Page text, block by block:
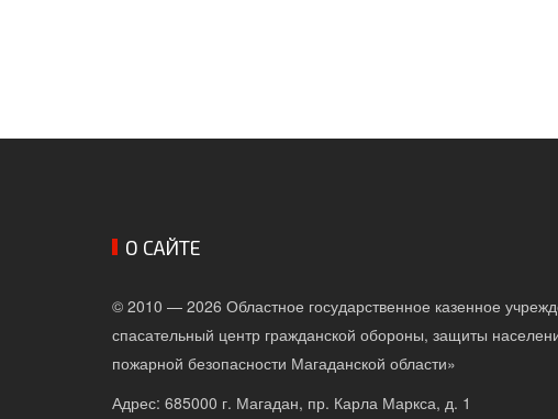
О САЙТЕ
© 2010 — 2026 Областное государственное казенное
спасательный центр гражданской обороны, защиты
пожарной безопасности Магаданской области»
Адрес: 685000 г. Магадан, пр. Карла Маркса, д. 1